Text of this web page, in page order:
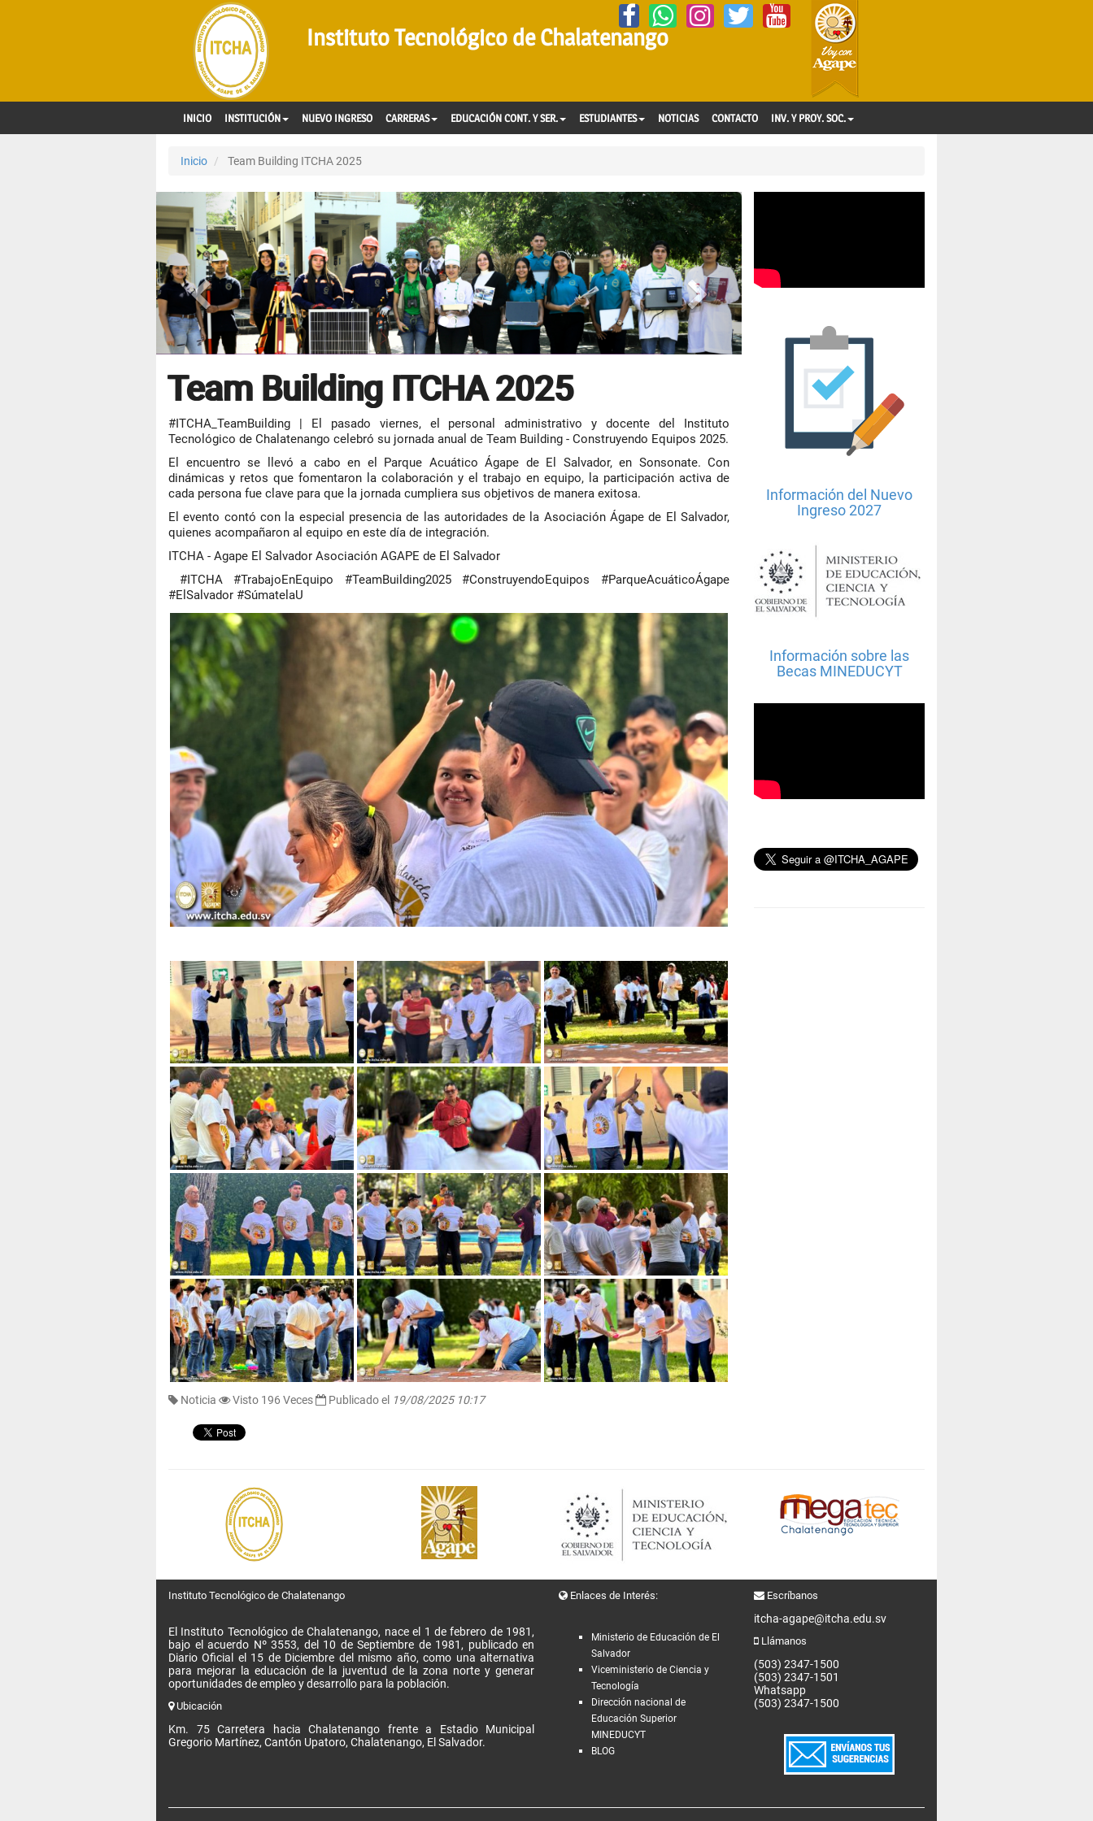
Instituto Tecnológico de Chalatenango
INICIO INSTITUCIÓN NUEVO INGRESO CARRERAS EDUCACIÓN CONT. Y SER. ESTUDIANTES NOTICIAS CONTACTO INV. Y PROY. SOC.
Inicio Team Building ITCHA 2025
Team Building ITCHA 2025
#ITCHA_TeamBuilding | El pasado viernes, el personal administrativo y docente del Instituto
Tecnológico de Chalatenango celebró su jornada anual de Team Building - Construyendo Equipos 2025.
El encuentro se llevó a cabo en el Parque Acuático Ágape de El Salvador, en Sonsonate. Con
dinámicas y retos que fomentaron la colaboración y el trabajo en equipo, la participación activa de
cada persona fue clave para que la jornada cumpliera sus objetivos de manera exitosa.
El evento contó con la especial presencia de las autoridades de la Asociación Ágape de El Salvador,
quienes acompañaron al equipo en este día de integración.
ITCHA - Agape El Salvador Asociación AGAPE de El Salvador
#ITCHA #TrabajoEnEquipo #TeamBuilding2025 #ConstruyendoEquipos #ParqueAcuáticoÁgape
#ElSalvador #SúmatelaU
Noticia Visto 196 Veces Publicado el 19/08/2025 10:17
Información del Nuevo
Ingreso 2027
Información sobre las
Becas MINEDUCYT
Instituto Tecnológico de Chalatenango
El Instituto Tecnológico de Chalatenango, nace el 1 de febrero de 1981,
bajo el acuerdo Nº 3553, del 10 de Septiembre de 1981, publicado en
Diario Oficial el 15 de Diciembre del mismo año, como una alternativa
para mejorar la educación de la juventud de la zona norte y generar
oportunidades de empleo y desarrollo para la población.
Ubicación
Km. 75 Carretera hacia Chalatenango frente a Estadio Municipal
Gregorio Martínez, Cantón Upatoro, Chalatenango, El Salvador.
Enlaces de Interés:
Ministerio de Educación de El
Salvador
Viceministerio de Ciencia y
Tecnología
Dirección nacional de
Educación Superior
MINEDUCYT
BLOG
Escríbanos
itcha-agape@itcha.edu.sv
Llámanos
(503) 2347-1500
(503) 2347-1501
Whatsapp
(503) 2347-1500